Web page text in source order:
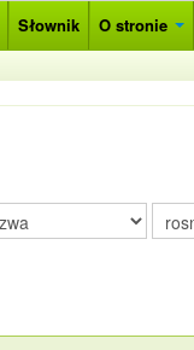
Słownik O stronie